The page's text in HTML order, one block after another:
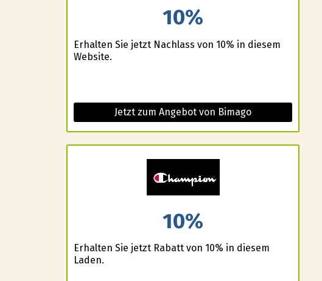
10%
Erhalten Sie jetzt Nachlass von 10% in diesem
Website.
Jetzt zum Angebot von Bimago
10%
Erhalten Sie jetzt Rabatt von 10% in diesem
Laden.